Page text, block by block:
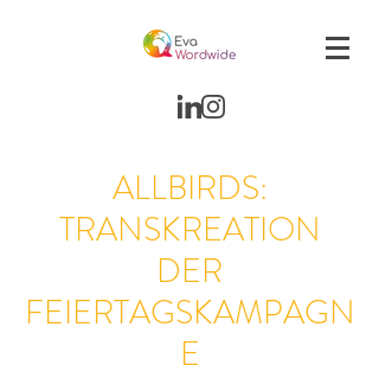
ALLBIRDS:
TRANSKREATION
DER
FEIERTAGSKAMPAGN
E